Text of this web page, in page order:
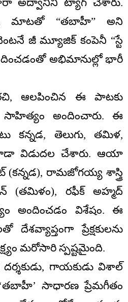
అద్వానీని ట్యాగ్ చేశారు.
మాటతో “తబాహీ” అని
జీ మ్యూజిక్ కంపెనీ “స్టే
అభిమానుల్లో భారీ
ఆలపించిన ఈ పాటకు
అందించారు. ఈ
కన్నడ, తెలుగు, తమిళ,
విడుదల చేశారు. ఆయా
రామజోగయ్య శాస్త్రి
(తమిళం), రఫీక్ అహ్మద్
అందించడం విశేషం. ఈ
దేశవ్యాప్తంగా ప్రేక్షకులను
మరోసారి స్పష్టమైంది.
గాయకుడు విశాల్
సాధారణ ప్రేమగీతం